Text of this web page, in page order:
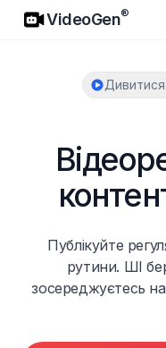
VideoGen
VideoGen®
Публікуйте
рутини. ШІ
зосереджуєтесь на